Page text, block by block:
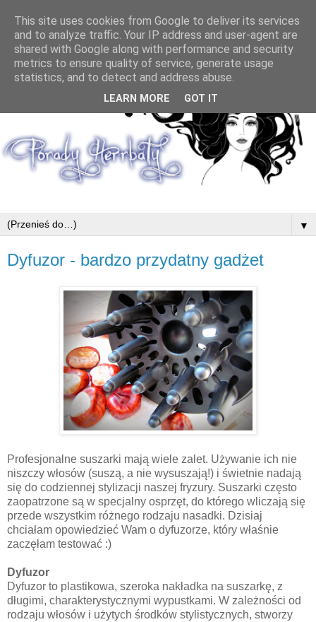
▼
Dyfuzor - bardzo przydatny gadżet
Profesjonalne suszarki mają wiele zalet. Używanie ich nie
niszczy włosów (suszą, a nie wysuszają!) i świetnie nadają
się do codziennej stylizacji naszej fryzury. Suszarki często
zaopatrzone są w specjalny osprzęt, do którego wliczają się
przede wszystkim różnego rodzaju nasadki. Dzisiaj
chciałam opowiedzieć Wam o dyfuzorze, który właśnie
zaczęłam testować :)
Dyfuzor
Dyfuzor to plastikowa, szeroka nakładka na suszarkę, z
długimi, charakterystycznymi wypustkami. W zależności od
rodzaju włosów i użytych środków stylistycznych, stworzy
This site uses cookies from Google to deliver its services
and to analyze traffic. Your IP address and user-agent are
shared with Google along with performance and security
metrics to ensure quality of service, generate usage
statistics, and to detect and address abuse.
LEARN MORE GOT IT